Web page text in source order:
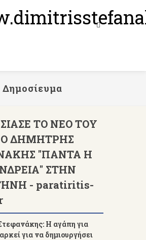
Δημοσίευμα
ΤΟ ΝΕΟ ΤΟΥ
Ο ΔΗΜΗΤΡΗΣ
"ΠΑΝΤΑ Η
ΣΤΗΝ
- paratiritis-
Η αγάπη για
για να δημιουργήσει